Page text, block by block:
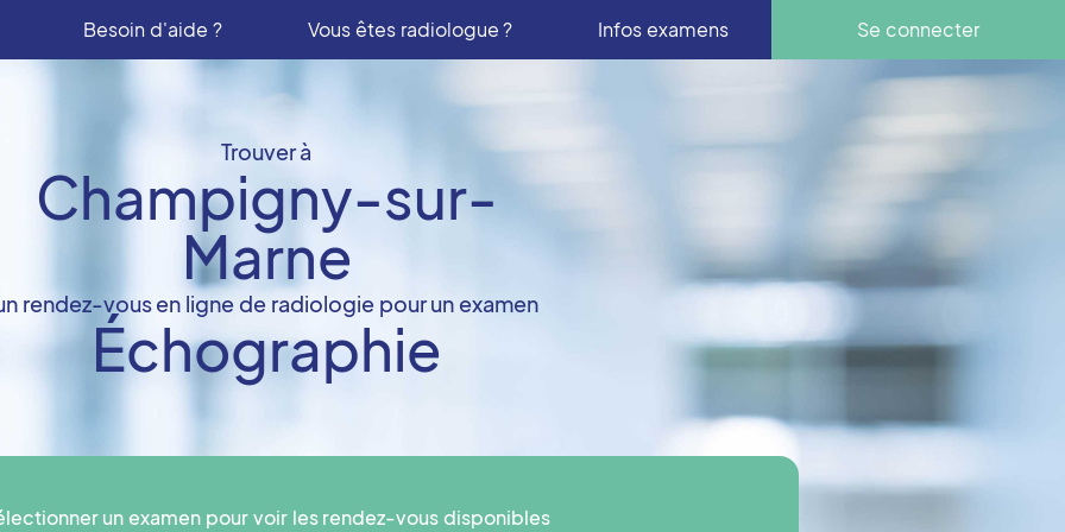
Besoin d'aide ? Vous êtes radiologue ? Infos examens Se connecter
Trouver à
Champigny-sur-
Marne
rendez-vous en ligne de radiologie pour un examen
Échographie
un examen pour voir les rendez-vous disponibles